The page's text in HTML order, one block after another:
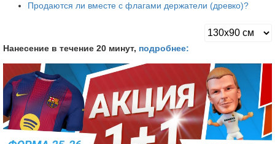
Продаются ли вместе с флагами держатели (древко)?
Нанесение в течение 20 минут, подробнее: